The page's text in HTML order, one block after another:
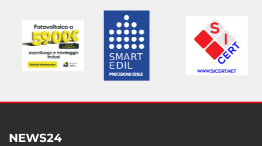
NEWS24